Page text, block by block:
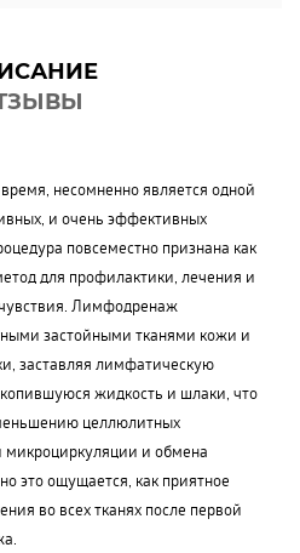
несомненно является одной
и очень эффективных
повсеместно признана как
для профилактики, лечения и
Лимфодренаж
застойными тканями кожи и
заставляя лимфатическую
жидкость и шлаки, что
целлюлитных
и обмена
это ощущается, как приятное
во всех тканях после первой